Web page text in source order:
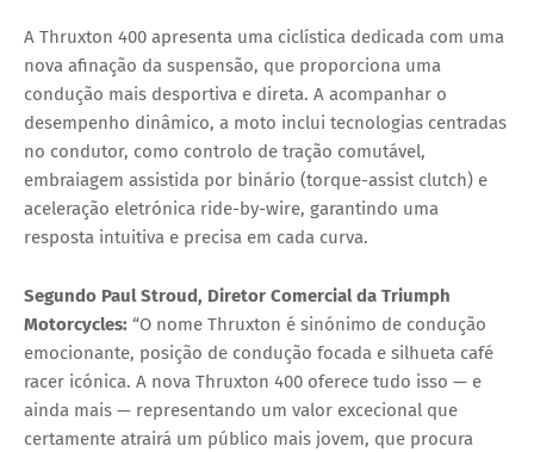
A Thruxton 400 apresenta uma ciclística dedicada com uma
nova afinação da suspensão, que proporciona uma
condução mais desportiva e direta. A acompanhar o
desempenho dinâmico, a moto inclui tecnologias centradas
no condutor, como controlo de tração comutável,
embraiagem assistida por binário (torque-assist clutch) e
aceleração eletrónica ride-by-wire, garantindo uma
resposta intuitiva e precisa em cada curva.
Segundo Paul Stroud, Diretor Comercial da Triumph
Motorcycles: “O nome Thruxton é sinónimo de condução
emocionante, posição de condução focada e silhueta café
racer icónica. A nova Thruxton 400 oferece tudo isso — e
ainda mais — representando um valor excecional que
certamente atrairá um público mais jovem, que procura